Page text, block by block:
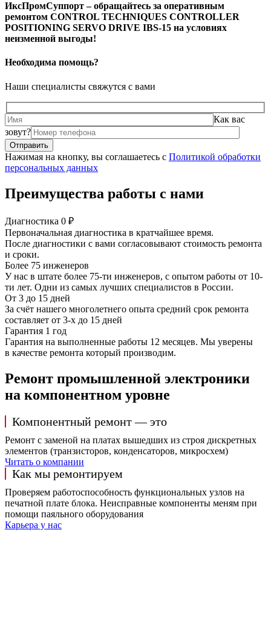
ИксПромСуппорт – обращайтесь за оперативным
ремонтом CONTROL TECHNIQUES CONTROLLER
POSITIONING SERVO DRIVE IBS-15 на условиях
неизменной выгоды!
Необходима помощь?
Наши специалисты свяжутся с вами
Как вас
зовут?
Нажимая на кнопку, вы соглашаетесь с Политикой обработки
персональных данных
Преимущества работы с нами
Диагностика 0 ₽
Первоначальная диагностика в кратчайшее время.
После диагностики с вами согласовывают стоимость ремонта
и сроки.
Более 75 инженеров
У нас в штате более 75-ти инженеров, с опытом работы от 10-
ти лет. Одни из самых лучших специалистов в России.
От 3 до 15 дней
За счёт нашего многолетнего опыта средний срок ремонта
составляет от 3-х до 15 дней
Гарантия 1 год
Гарантия на выполненные работы 12 месяцев. Мы уверены
в качестве ремонта который производим.
Ремонт промышленной электроники
на компонентном уровне
Компонентный ремонт — это
Ремонт с заменой на платах вышедших из строя дискретных
элементов (транзисторов, конденсаторов, микросхем)
Читать о компании
Как мы ремонтируем
Проверяем работоспособность функциональных узлов на
печатной плате блока. Неисправные компоненты меням при
помощи паяльного оборудования
Карьера у нас